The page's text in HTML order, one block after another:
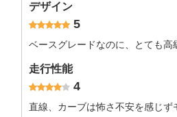
デザイン
5
ベースグレードなのに、とても高
走行性能
4
直線、カーブは怖さ不安を感じず